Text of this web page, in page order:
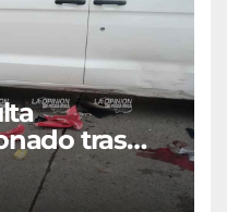
tras
Ricardo